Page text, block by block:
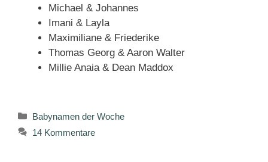
Michael & Johannes
Imani & Layla
Maximiliane & Friederike
Thomas Georg & Aaron Walter
Millie Anaia & Dean Maddox
Kategorien
Babynamen der Woche
14 Kommentare